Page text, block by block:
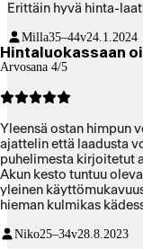
Erittäin hyvä hinta-
Milla35–44v24.1.2024
Hintaluokassaan
Arvosana 4/5
Yleensä ostan himpun
ajattelin että laadusta
puhelimesta kirjoitetut
Akun kesto tuntuu
yleinen
hieman kulmikas
Niko25–34v28.8.2023